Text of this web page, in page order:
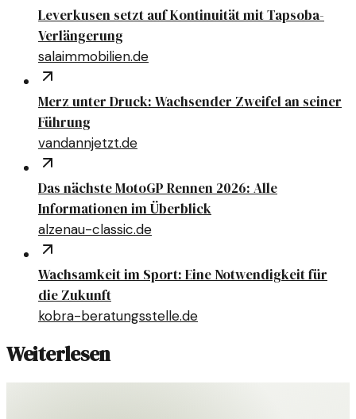
Leverkusen setzt auf Kontinuität mit Tapsoba-
Verlängerung
salaimmobilien.de
Merz unter Druck: Wachsender Zweifel an seiner
Führung
vandannjetzt.de
Das nächste MotoGP Rennen 2026: Alle
Informationen im Überblick
alzenau-classic.de
Wachsamkeit im Sport: Eine Notwendigkeit für
die Zukunft
kobra-beratungsstelle.de
Weiterlesen